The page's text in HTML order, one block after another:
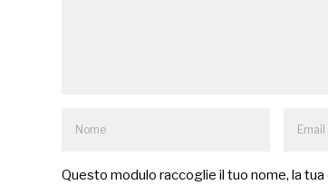
Questo modulo raccoglie il tuo nome, la